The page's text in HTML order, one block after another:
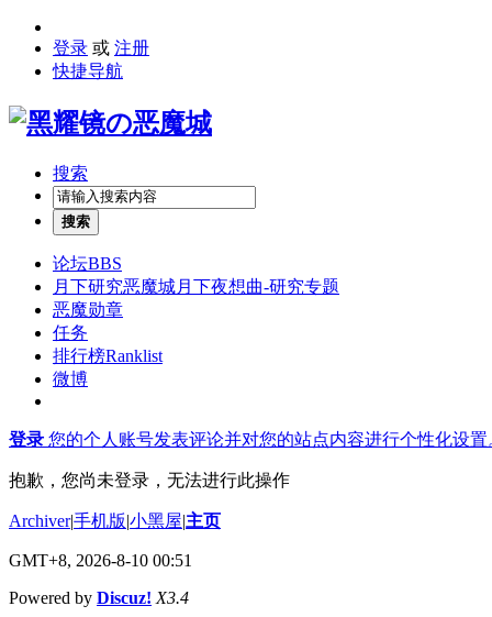
登录 或 注册
快捷导航
搜索
搜索
论坛BBS
月下研究恶魔城月下夜想曲-研究专题
恶魔勋章
任务
排行榜Ranklist
微博
登录 您的个人账号发表评论并对您的站点内容进行个性化设置
抱歉，您尚未登录，无法进行此操作
Archiver|手机版|小黑屋|主页
GMT+8, 2026-8-10 00:51
Powered by Discuz! X3.4